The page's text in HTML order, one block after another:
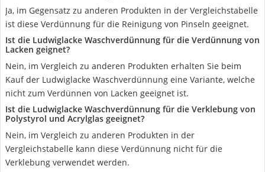
Ja, im Gegensatz zu anderen Produkten in der Vergleichstabelle
ist diese Verdünnung für die Reinigung von Pinseln geeignet.
Ist die Ludwiglacke Waschverdünnung für die Verdünnung von
Lacken geignet?
Nein, im Vergleich zu anderen Produkten erhalten Sie beim
Kauf der Ludwiglacke Waschverdünnung eine Variante, welche
nicht zum Verdünnen von Lacken geeignet ist.
Ist die Ludwiglacke Waschverdünnung für die Verklebung von
Polystyrol und Acrylglas geeignet?
Nein, im Vergleich zu anderen Produkten in der
Vergleichstabelle kann diese Verdünnung nicht für die
Verklebung verwendet werden.